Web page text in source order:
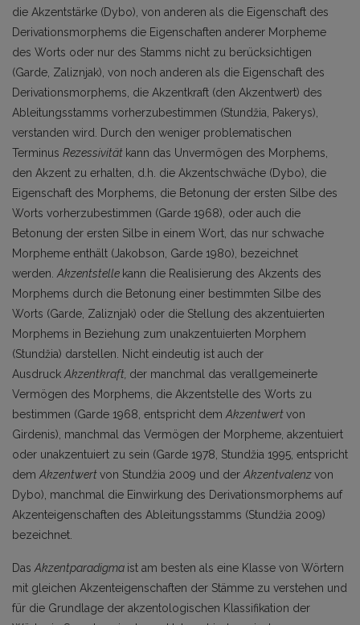
die Akzentstärke (Dybo), von anderen als die Eigenschaft des
Derivationsmorphems die Eigenschaften anderer Morpheme
des Worts oder nur des Stamms nicht zu berücksichtigen
(Garde, Zaliznjak), von noch anderen als die Eigenschaft des
Derivationsmorphems, die Akzentkraft (den Akzentwert) des
Ableitungsstamms vorherzubestimmen (Stundžia, Pakerys),
verstanden wird. Durch den weniger problematischen
Terminus Rezessivität kann das Unvermögen des Morphems,
den Akzent zu erhalten, d.h. die Akzentschwäche (Dybo), die
Eigenschaft des Morphems, die Betonung der ersten Silbe des
Worts vorherzubestimmen (Garde 1968), oder auch die
Betonung der ersten Silbe in einem Wort, das nur schwache
Morpheme enthält (Jakobson, Garde 1980), bezeichnet
werden. Akzentstelle kann die Realisierung des Akzents des
Morphems durch die Betonung einer bestimmten Silbe des
Worts (Garde, Zaliznjak) oder die Stellung des akzentuierten
Morphems in Beziehung zum unakzentuierten Morphem
(Stundžia) darstellen. Nicht eindeutig ist auch der
Ausdruck Akzentkraft der manchmal das verallgemeinerte
Vermögen des Morphems, die Akzentstelle des Worts zu
bestimmen (Garde 1968, entspricht dem Akzentwertvon
Girdenis), manchmal das Vermögen der Morpheme, akzentuiert
oder unakzentuiert zu sein (Garde 1978, Stundžia 1995, entspricht
dem Akzentwertvon Stundžia 2009 und der Akzentvalenzvon
Dybo), manchmal die Einwirkung des Derivationsmorphems auf
Akzenteigenschaften des Ableitungsstamms (Stundžia 2009)
bezeichnet.
Das Akzentparadigma ist am besten als eine Klasse von Wörtern
mit gleichen Akzenteigenschaften der Stämme zu verstehen und
für die Grundlage der akzentologischen Klassifikation der